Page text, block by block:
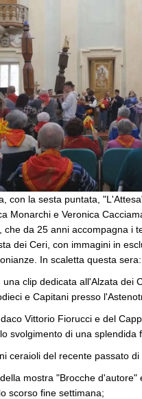
con la sesta puntata,
Monarchi e Veronica
che da 25 anni accompagna i
dei Ceri, con immagini in
In scaletta questa sera:
clip dedicata all'Alzata dei
e Capitani presso
Vittorio Fiorucci e del
svolgimento di una splendida
ceraioli del recente passato
mostra "Brocche d'autore"
scorso fine settimana;